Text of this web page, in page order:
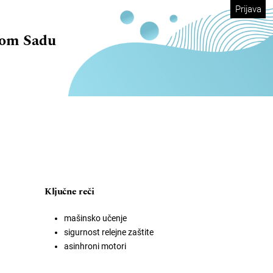
Prijava
Sadu
Ključne reči
mašinsko učenje
sigurnost relejne zaštite
asinhroni motori